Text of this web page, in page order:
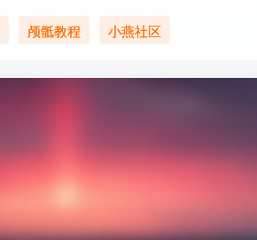
颅骶教程 小燕社区